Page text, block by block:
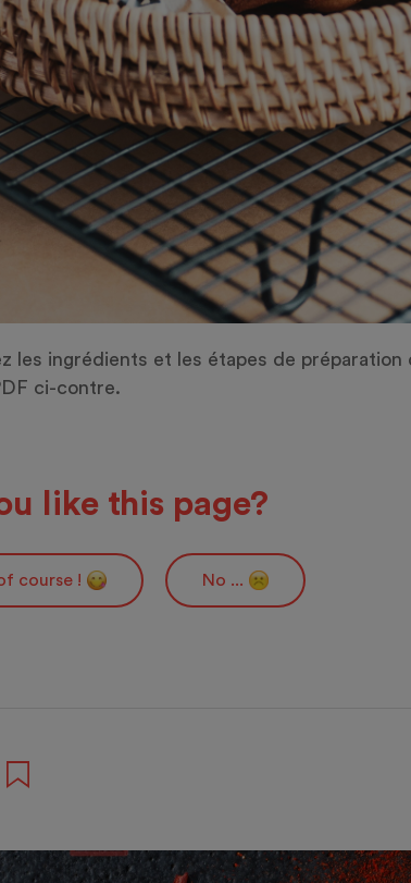
les ingrédients et les étapes de préparation
ci-contre.
like this page?
course ! No ...